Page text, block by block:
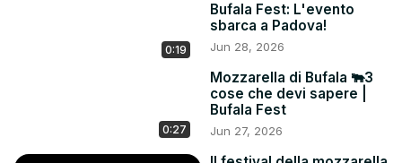
0:19
Bufala Fest: L'evento
sbarca a Padova!
Jun 28, 2026
0:27
Mozzarella di Bufala 🐃3
cose che devi sapere |
Bufala Fest
Jun 27, 2026